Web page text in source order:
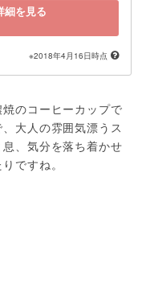
細を見る
※2018年4月16日時点
のコーヒーカップで
大人の雰囲気漂うス
、気分を落ち着かせ
ですね。